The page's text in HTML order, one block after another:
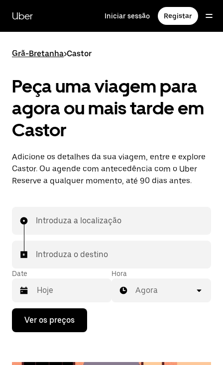
para
conteúdo
Uber Iniciar sessão Registar
Grã-Bretanha>Castor
Peça uma viagem para
agora ou mais tarde em
Castor
Adicione os detalhes da sua viagem, entre e explore
Castor. Ou agende com antecedência com o Uber
Reserve a qualquer momento, até 90 dias antes.
Introduza a localização
Introduza o destino
Date
Prima
tecla
Hora
Agora
Ver os preços